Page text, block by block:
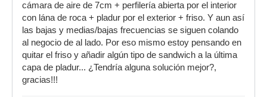
cámara de aire de 7cm + perfilería abierta por el interior
con lána de roca + pladur por el exterior + friso. Y aun así
las bajas y medias/bajas frecuencias se siguen colando
al negocio de al lado. Por eso mismo estoy pensando en
quitar el friso y añadir algún tipo de sandwich a la última
capa de pladur... ¿Tendría alguna solución mejor?,
gracias!!!